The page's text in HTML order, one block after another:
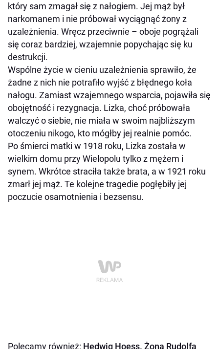
który sam zmagał się z nałogiem. Jej mąż był
narkomanem i nie próbował wyciągnąć żony z
uzależnienia. Wręcz przeciwnie – oboje pogrążali
się coraz bardziej, wzajemnie popychając się ku
destrukcji.
Wspólne życie w cieniu uzależnienia sprawiło, że
żadne z nich nie potrafiło wyjść z błędnego koła
nałogu. Zamiast wzajemnego wsparcia, pojawiła się
obojętność i rezygnacja. Lizka, choć próbowała
walczyć o siebie, nie miała w swoim najbliższym
otoczeniu nikogo, kto mógłby jej realnie pomóc.
Po śmierci matki w 1918 roku, Lizka została w
wielkim domu przy Wielopolu tylko z mężem i
synem. Wkrótce straciła także brata, a w 1921 roku
zmarł jej mąż. Te kolejne tragedie pogłębiły jej
poczucie osamotnienia i bezsensu.
Polecamy również: Hedwig Hoess. Żona Rudolfa